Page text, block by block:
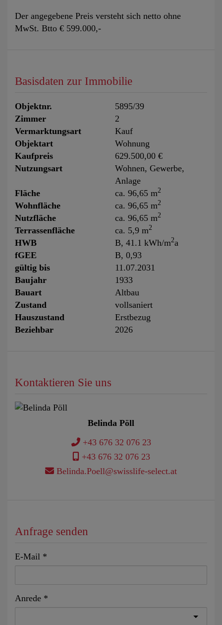
Der angegebene Preis versteht sich netto ohne
MwSt. Btto € 599.000,-
Basisdaten zur Immobilie
Objektnr.
5895/39
Zimmer
2
Vermarktungsart
Kauf
Objektart
Wohnung
Kaufpreis
629.500,00 €
Nutzungsart
Wohnen Gewerbe
Anlage
Fläche
ca. 96,65 m2
Wohnfläche ca. 96,65 m2
Nutzfläche ca. 96,65 m2
Terrassenfläche ca. 5,9 m2
HWB B, 41.1 kWh/m2a
fGEE
B, 0,93
gültig bis
11.07.2031
Baujahr
1933
Bauart
Altbau
Zustand
vollsaniert
Hauszustand
Erstbezug
Beziehbar
2026
Kontaktieren Sie uns
Belinda Pöll
+43 676 32 076 23
+43 676 32 076 23
Belinda.Poell@swisslife-select.at
Anfrage senden
E-Mail
Anrede